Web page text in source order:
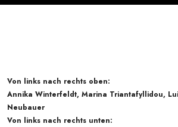
Von links nach rechts oben:
Annika Winterfeldt, Marina Triantafyllidou,
Neubauer
Von links nach rechts unten: